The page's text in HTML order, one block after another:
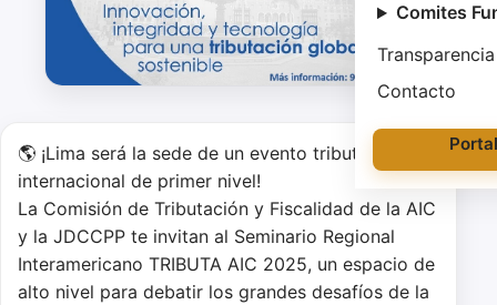
Comites
Transparencia
Contacto
🌎 ¡Lima será la sede de un evento tributario
internacional de primer nivel!
La Comisión de Tributación y Fiscalidad de la AIC
y la JDCCPP te invitan al Seminario Regional
Interamericano TRIBUTA AIC 2025, un espacio de
alto nivel para debatir los grandes desafíos de la